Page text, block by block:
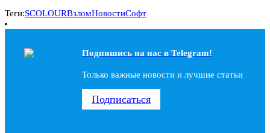
Теги:SCOLOURВзломНовостиСофт
Подпишись на наc в Telegram!
Только важные новости и лучшие статьи
Подписаться